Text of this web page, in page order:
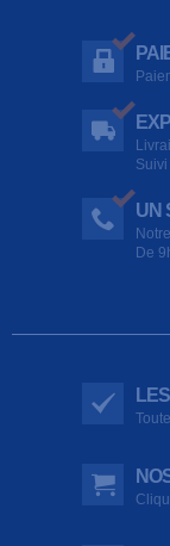
UN
De